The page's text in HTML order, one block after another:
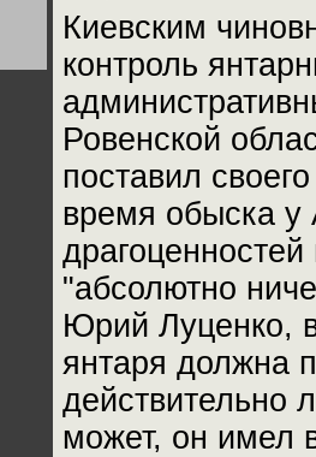
Киевским
контроль
Ровенской
поставил
время обыска
"абсолютно
Юрий Луценко,
янтаря должна
действительно
может, он имел